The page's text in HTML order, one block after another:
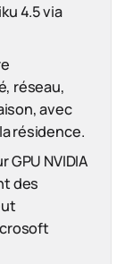
4.5 via
réseau,
avec
résidence.
NVIDIA
des